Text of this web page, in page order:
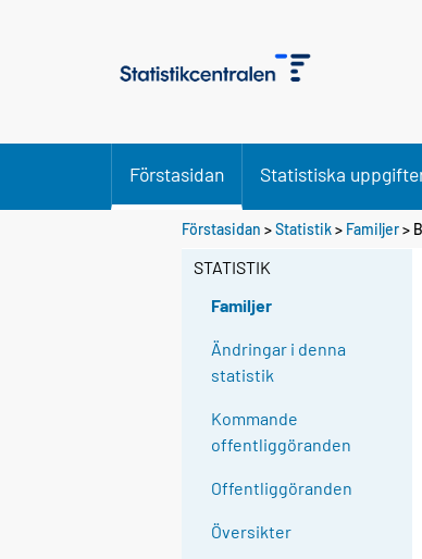
Förstasidan Statistiska
Förstasidan >Statistik> Familjer>
STATISTIK
Familjer
Ändringar i denna
statistik
Kommande
offentliggöranden
Offentliggöranden
Översikter